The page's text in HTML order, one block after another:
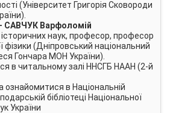
(Університет Григорія Сковороди
САВЧУК Варфоломій
наук, професор, професор
(Дніпровський національний
Гончара МОН України).
в читальному залі ННСГБ НААН (2-й
в Національній
бібліотеці Національної
України